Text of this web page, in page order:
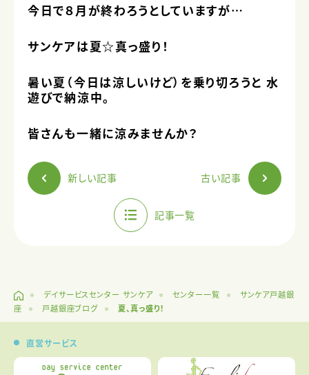
今日で８月が終わろうとしていますが…
サンケアは夏☆真っ盛り！
暑い夏（今日は涼しいけど）を乗り切ろうと 水
遊びで納涼中。
皆さんも一緒に涼みませんか？
新しい記事 古い記事
記事一覧
デイサービスセンター サンケア センター一覧
サンケア戸越銀
座
戸越銀座ブログ 夏、真っ盛り！
直営サービス